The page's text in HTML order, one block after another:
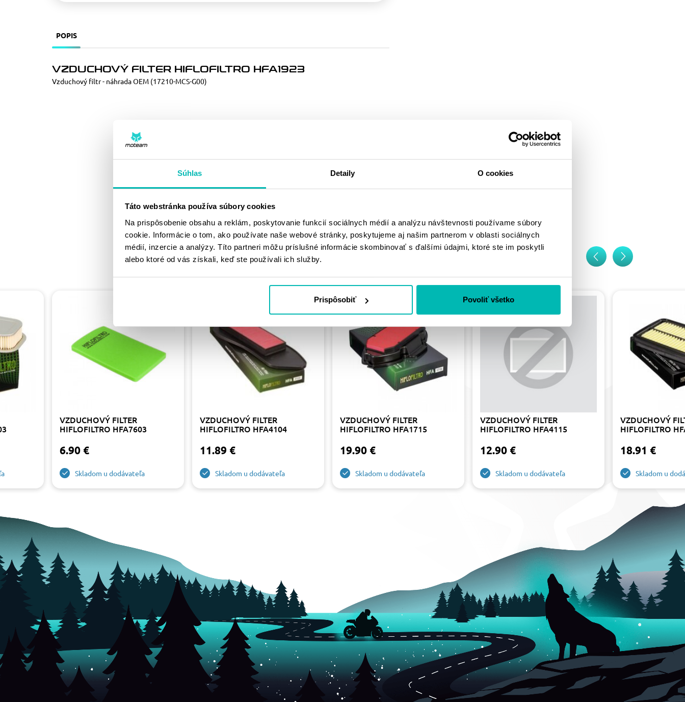
Súhlas Detaily O cookies
Táto webstránka používa súbory cookies
Na prispôsobenie obsahu a reklám, poskytovanie funkcií sociálnych médií a analýzu návštevnosti používame súbory
cookie. Informácie o tom, ako používate naše webové stránky, poskytujeme aj našim partnerom v oblasti sociálnych
médií, inzercie a analýzy. Títo partneri môžu príslušné informácie skombinovať s ďalšími údajmi, ktoré ste im poskytli
alebo ktoré od vás získali, keď ste používali ich služby.
Prispôsobiť Povoliť všetko
POPIS
VZDUCHOVÝ FILTER HIFLOFILTRO HFA1923
Vzduchový filtr - náhrada OEM (17210-MCS-G00)
VÁM PÁČIŤ
PODOBNÉ
PRODUKTY
VZDUCHOVÝ FILTER
HIFLOFILTRO HFA7603
6.90 €
Skladom u dodávateľa
VZDUCHOVÝ FILTER
HIFLOFILTRO HFA4104
11.89 €
Skladom u dodávateľa
VZDUCHOVÝ FILTER
HIFLOFILTRO HFA1715
19.90 €
Skladom u dodávateľa
VZDUCHOVÝ FILTER
HIFLOFILTRO HFA4115
12.90 €
Skladom u dodávateľa
VZDUCHOVÝ
HIFLOFILTRO
18.91 €
Skladom u